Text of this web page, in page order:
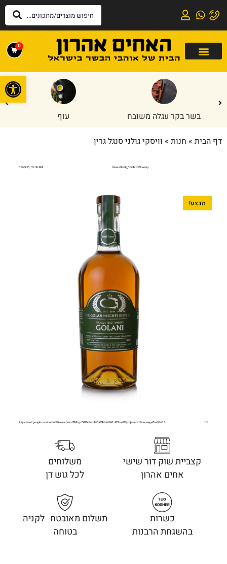
0
בשר בקר עגלה משובח עוף
דף הבית » חנות » וויסקי גולני סנגל גרין
מבצע!
קצביית שוק דור שישי
אחים אהרון
משלוחים
לכל גוש דן
כשרות
בהשגחת הרבנות
תשלום מאובטח לקניה
בטוחה